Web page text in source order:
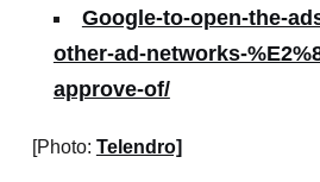
Google-to-open-the-
other-ad-networks-
approve-of/
[Photo: Telendro]